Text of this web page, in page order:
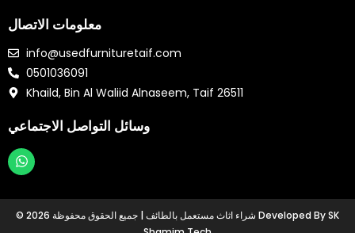
معلومات الاتصال
info@usedfurnituretaif.com
0501036091
Khaild, Bin Al Waliid Alnaseem, Taif 26511
وسائل التواصل الاجتماعي
W
a
t
© 2026 شراء اثاث مستعمل بالطائف | جميع الحقوق محفوظة Developed By SK